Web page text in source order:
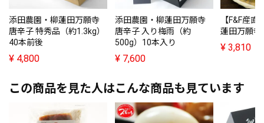
添田農園・柳蓮田万願寺
唐辛子 特秀品（約1.3kg）
40本前後
¥ 4,800
添田農園・柳蓮田万願寺
唐辛子 入り梅雨（約
500g）10本入り
¥ 7,600
【F&F産
蓮田万願寺
¥ 3,810
この商品を見た人はこんな商品も見ています